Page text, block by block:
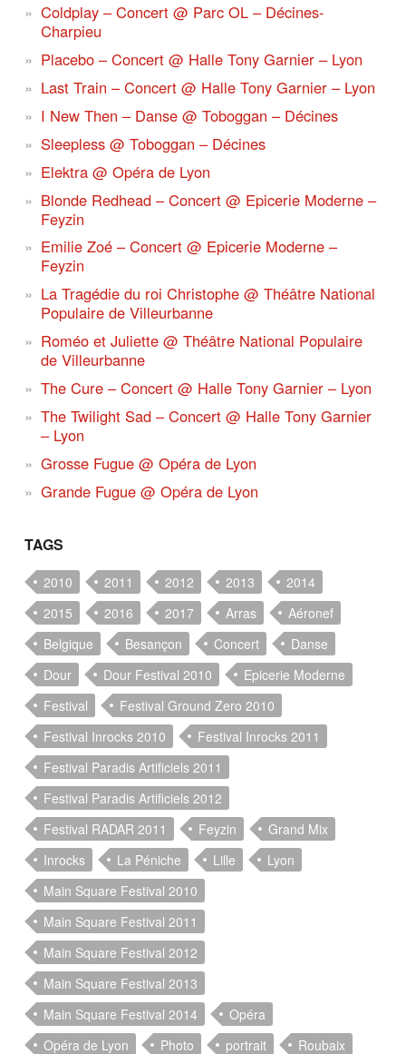
Coldplay – Concert @ Parc OL – Décines-
Charpieu
Placebo – Concert @ Halle Tony Garnier – Lyon
Last Train – Concert @ Halle Tony Garnier – Lyon
I New Then – Danse @ Toboggan – Décines
Sleepless @ Toboggan – Décines
Elektra @ Opéra de Lyon
Blonde Redhead – Concert @ Epicerie Moderne –
Feyzin
Emilie Zoé – Concert @ Epicerie Moderne –
Feyzin
La Tragédie du roi Christophe @ Théâtre National
Populaire de Villeurbanne
Roméo et Juliette @ Théâtre National Populaire
de Villeurbanne
The Cure – Concert @ Halle Tony Garnier – Lyon
The Twilight Sad – Concert @ Halle Tony Garnier
– Lyon
Grosse Fugue @ Opéra de Lyon
Grande Fugue @ Opéra de Lyon
TAGS
2010 2011 2012 2013
2014
2015
2016 2017 Arras
Aéronef
Belgique
Besançon Concert
Danse
Dour
Dour Festival 2010
Epicerie Moderne
Festival
Festival Ground Zero 2010
Festival Inrocks 2010
Festival Inrocks 2011
Festival Paradis Artificiels 2011
Festival Paradis Artificiels 2012
Festival RADAR 2011
Feyzin
Grand Mix
Inrocks
La Péniche Lille
Lyon
Main Square Festival 2010
Main Square Festival 2011
Main Square Festival 2012
Main Square Festival 2013
Main Square Festival 2014
Opéra
Opéra de Lyon
Photo portrait Roubaix